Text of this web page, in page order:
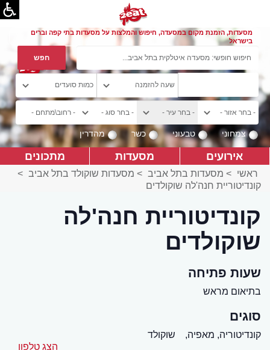
מסעדות, הזמנת מקום במסעדה, חיפוש והמלצות על מסעדות בתי קפה וברים
בישראל
צמחוני טבעוני כשר מהדרין
אירועים מסעדות מתכונים
ראשי > מסעדות בתל אביב > מסעדות שוקולד בתל אביב >
קונדיטוריית חנה'לה שוקולדים
קונדיטוריית חנה'לה
שוקולדים
שעות פתיחה
בתיאום מראש
סוגים
קונדיטוריה, מאפיה,
שוקולד
הצג טלפון